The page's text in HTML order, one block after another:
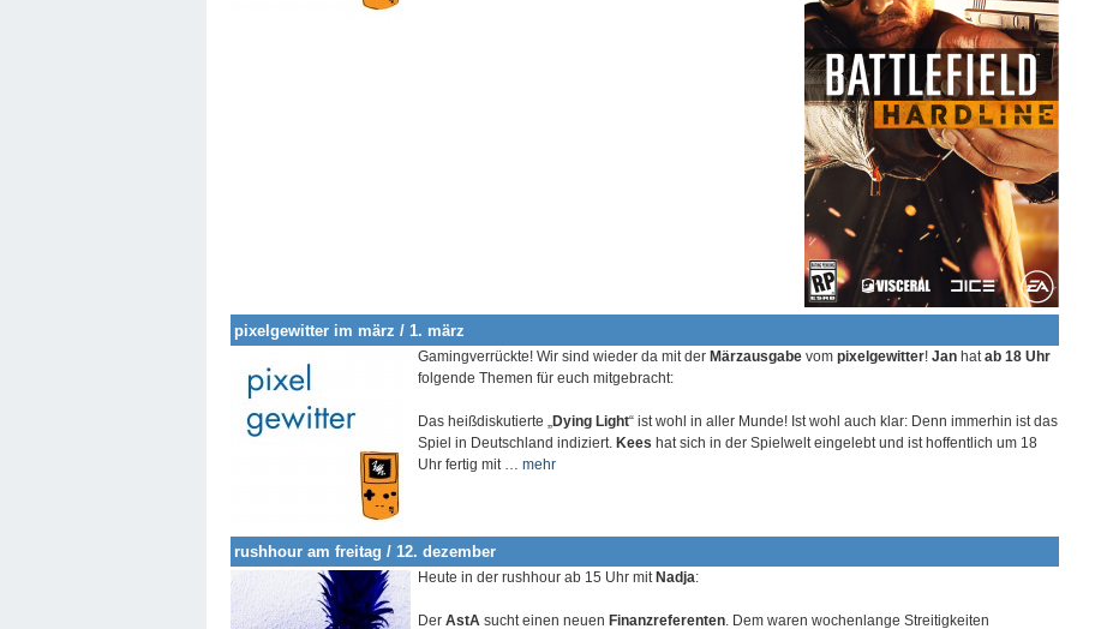
pixelgewitter im märz / 1. märz
Gamingverrückte! Wir sind wieder da mit der Märzausgabe vom pixelgewitter! Jan hatab 18 Uhr
folgende Themen für euch mitgebracht:
Das heißdiskutierte „Dying Light“ ist wohl in aller Munde! Ist wohl auch klar: Denn immerhin ist das
Spiel in Deutschland indiziert. Kees hat sich in der Spielwelt eingelebt und ist hoffentlich um 18
Uhr fertig mit … mehr
rushhour am freitag / 12. dezember
Heute in der rushhour ab 15 Uhr mit Nadja:
Der AstA sucht einen neuen Finanzreferenten. Dem waren wochenlange Streitigkeiten